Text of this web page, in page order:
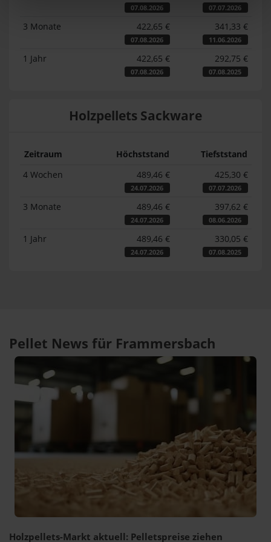
07.08.2026 07.07.2026
3 Monate 422,65 €
07.08.2026
341,33 €
11.06.2026
1 Jahr 422,65 €
07.08.2026
292,75 €
07.08.2025
Holzpellets Sackware
Zeitraum Höchststand
Tiefststand
4 Wochen
489,46 €
24.07.2026
425,30 €
07.07.2026
3 Monate 489,46 €
24.07.2026
397,62 €
08.06.2026
1 Jahr 489,46 €
24.07.2026
330,05 €
07.08.2025
Pellet News für Frammersbach
Holzpellets-Markt aktuell: Pelletspreise ziehen